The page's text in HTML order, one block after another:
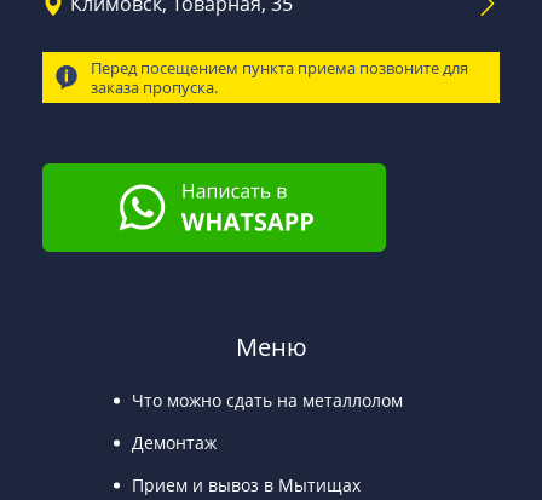
Перед посещением пункта приема позвоните для
заказа пропуска.
Меню
Что можно сдать на металлолом
Демонтаж
Прием и вывоз в Мытищах